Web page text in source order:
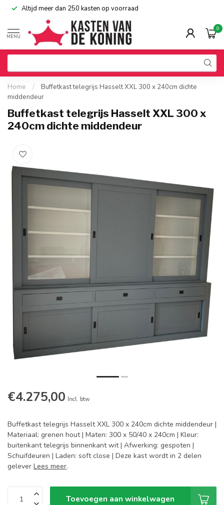
Altijd meer dan 250 kasten op voorraad
MENU
0
Home /
Buffetkast telegrijs Hasselt XXL 300 x 240cm dichte
middendeur
Buffetkast telegrijs Hasselt XXL 300 x
240cm dichte middendeur
€4.275,00 Incl. btw
Buffetkast telegrijs Hasselt XXL 300 x 240cm dichte middendeur |
Materiaal: grenen hout | Maten: 300 x 50/40 x 240cm | Kleur:
buitenkant telegrijs binnenkant wit | Afwerking: gespoten |
Schuifdeuren | Laden: soft close | Deze kast wordt in 2 delen
gelever Lees meer.
Toevoegen aan winkelwagen